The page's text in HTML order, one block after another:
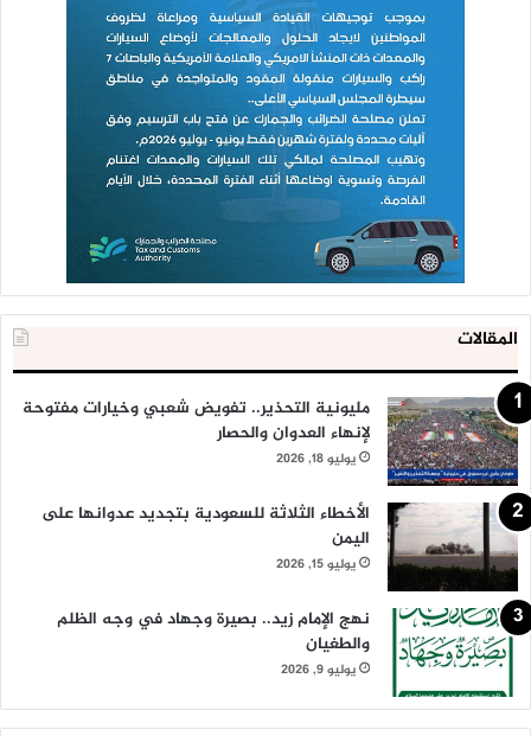
المقالات
مليونية التحذير.. تفويض شعبي وخيارات مفتوحة
لإنهاء العدوان والحصار
يوليو 18, 2026
الأخطاء الثلاثة للسعودية بتجديد عدوانها على
اليمن
يوليو 15, 2026
نهج الإمام زيد.. بصيرة وجهاد في وجه الظلم
والطغيان
يوليو 9, 2026